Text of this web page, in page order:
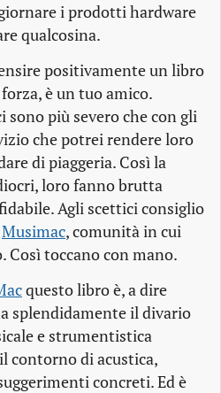
i prodotti hardware
qualcosina.
positivamente un libro
è un tuo amico.
sono più severo che con gli
che potrei rendere loro
di piaggeria. Così la
loro fanno brutta
Agli scettici consiglio
Musimac, comunità in cui
toccano con mano.
questo libro è, a dire
splendidamente il divario
e strumentistica
contorno di acustica,
concreti. Ed è